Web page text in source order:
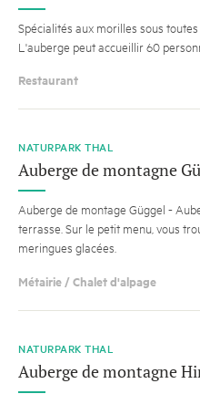
Spécialités aux morilles sous
L'auberge peut accueillir 60
Restaurant
NATURPARK THAL
Auberge de montagne
Auberge de montage Güggel -
terrasse. Sur le petit menu, vous
meringues glacées.
Métairie / Chalet d'alpage
NATURPARK THAL
Auberge de montagne